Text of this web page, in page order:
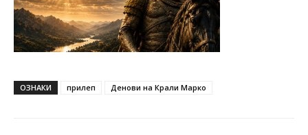
ОЗНАКИ прилеп Денови на Крали Марко